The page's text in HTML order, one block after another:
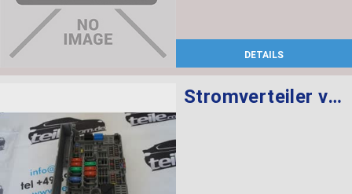
DETAILS
Stromverteiler vorne